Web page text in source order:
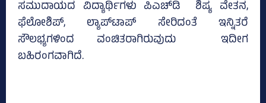
ಸಮುದಾಯದ ವಿದ್ಯಾರ್ಥಿಗಳು ಪಿಎಚ್‌ಡಿ ಶಿಷ್ಯ ವೇತನ,
ಫೆಲೋಶಿಪ್‌, ಲ್ಯಾಪ್‌ಟಾಪ್‌ ಸೇರಿದಂತೆ ಇನ್ನಿತರೆ
ಸೌಲಭ್ಯಗಳಿಂದ ವಂಚಿತರಾಗಿರುವುದು ಇದೀಗ
ಬಹಿರಂಗವಾಗಿದೆ.